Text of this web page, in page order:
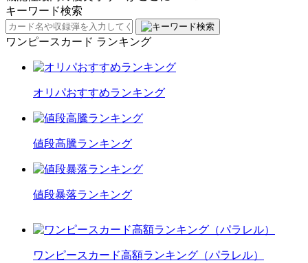
キーワード検索
ワンピースカード ランキング
オリパおすすめランキング
値段高騰ランキング
値段暴落ランキング
ワンピースカード高額ランキング（パラレル）